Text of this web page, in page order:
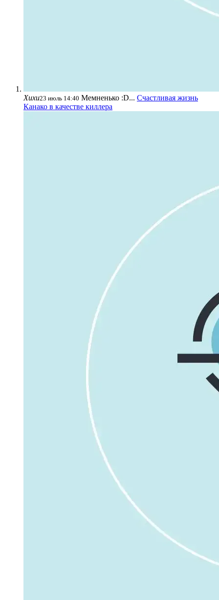
Хихи23 июль 14:40 Мемненько :D... Счастливая жизнь
Канако в качестве киллера